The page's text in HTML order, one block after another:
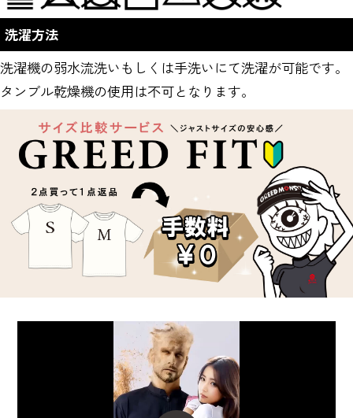
洗濯方法
洗濯機の弱水流洗いもしくは手洗いにて洗濯が可能です。
タンブル乾燥機の使用は不可となります。